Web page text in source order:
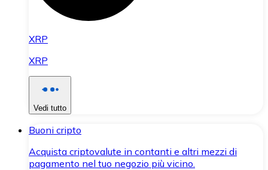
XRP
XRP
Vedi tutto
Buoni cripto
Acquista criptovalute in contanti e altri mezzi di
pagamento nel tuo negozio più vicino.